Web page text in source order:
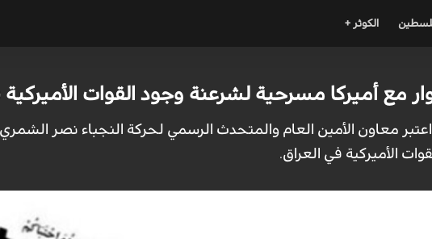
الكوثر +
مع أميركا مسرحية لشرعنة وجود القوات
اعتبر معاون الأمين العام والمتحدث الرسمي لحركة النجباء نصر
الأميركية في العراق.